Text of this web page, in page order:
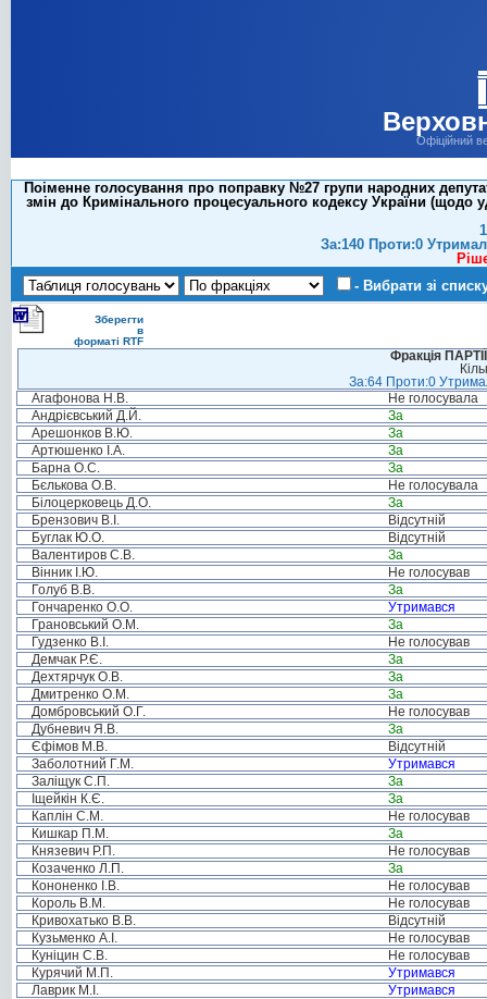
Офіційний
Поіменне голосування про поправку №27 групи народних
змін до Кримінального процесуального кодексу України (щодо
За:140 Проти:0
- Вибрати зі
Зберегти
в
форматі RTF
Фракція
За:64 Проти:0
Агафонова Н.В.
Не голосувала
Андрієвський Д.Й.
За
Арешонков В.Ю.
За
Артюшенко І.А.
За
Барна О.С.
За
Бєлькова О.В.
Не голосувала
Білоцерковець Д.О.
За
Брензович В.І.
Відсутній
Буглак Ю.О.
Відсутній
Валентиров С.В.
За
Вінник І.Ю.
Не голосував
Голуб В.В.
За
Гончаренко О.О.
Утримався
Грановський О.М.
За
Гудзенко В.І.
Не голосував
Демчак Р.Є.
За
Дехтярчук О.В.
За
Дмитренко О.М.
За
Домбровський О.Г.
Не голосував
Дубневич Я.В.
За
Єфімов М.В.
Відсутній
Заболотний Г.М.
Утримався
Заліщук С.П.
За
Іщейкін К.Є.
За
Каплін С.М.
Не голосував
Кишкар П.М.
За
Князевич Р.П.
Не голосував
Козаченко Л.П.
За
Кононенко І.В.
Не голосував
Король В.М.
Не голосував
Кривохатько В.В.
Відсутній
Кузьменко А.І.
Не голосував
Куніцин С.В.
Не голосував
Курячий М.П.
Утримався
Лаврик М.І.
Утримався